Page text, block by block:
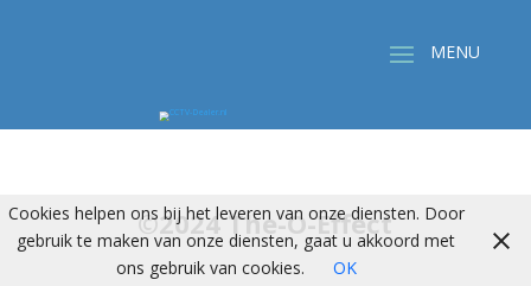
©2024 The-O-Effect
Cookies helpen ons bij het leveren van onze diensten. Door
gebruik te maken van onze diensten, gaat u akkoord met
ons gebruik van cookies.
OK